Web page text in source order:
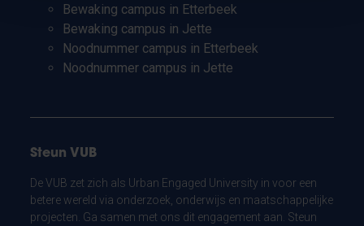
Bewaking campus in Etterbeek
Bewaking campus in Jette
Noodnummer campus in Etterbeek
Noodnummer campus in Jette
Steun VUB
De VUB zet zich als Urban Engaged University in voor een
betere wereld via onderzoek, onderwijs en maatschappelijke
projecten. Ga samen met ons dit engagement aan. Steun